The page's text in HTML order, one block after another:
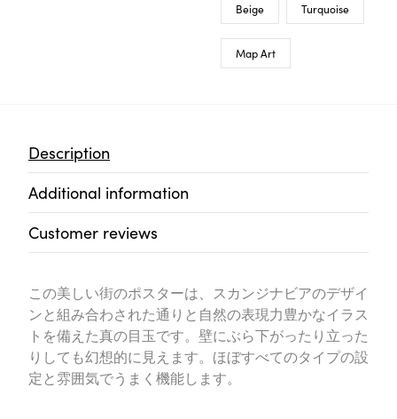
Beige Turquoise
Map Art
Description
Additional information
Customer reviews
この美しい街のポスターは、スカンジナビアのデザイ
ンと組み合わされた通りと自然の表現力豊かなイラス
トを備えた真の目玉です。壁にぶら下がったり立った
りしても幻想的に見えます。ほぼすべてのタイプの設
定と雰囲気でうまく機能します。